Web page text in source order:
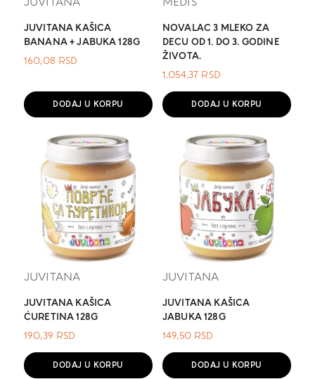
JUVITANA KAŠICA
BANANA + JABUKA 128G
160,08 RSD
DODAJ U KORPU
NOVALAC 3 MLEKO ZA
DECU OD 1. DO 3. GODINE
ŽIVOTA.
1.054,37 RSD
DODAJ U KORPU
JUVITANA
JUVITANA KAŠICA
ĆURETINA 128G
190,39 RSD
DODAJ U KORPU
JUVITANA
JUVITANA KAŠICA
JABUKA 128G
149,50 RSD
DODAJ U KORPU